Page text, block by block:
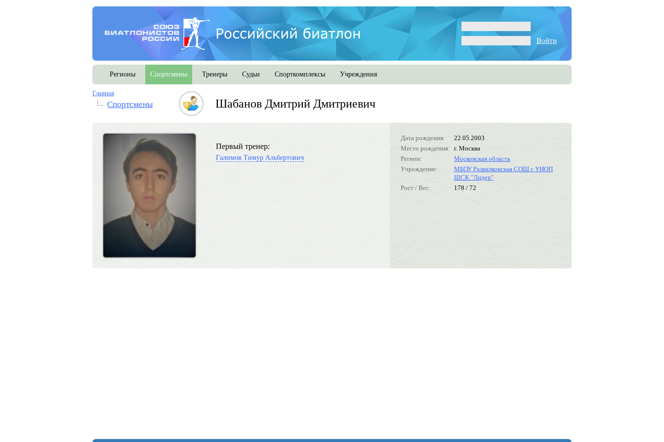
Войти
Регионы Спортсмены Тренеры Судьи Спорткомплексы Учреждения
Главная
Спортсмены Шабанов Дмитрий Дмитриевич
Дата рождения:
22.05.2003
Место рождения: г. Москва
Регион:
Московская область
Учреждение:
МБОУ Развилковская СОШ с УИОП
ШСК "Лидер"
Рост / Вес:
178 / 72
Первый тренер:
Галимов Тимур Альбертович